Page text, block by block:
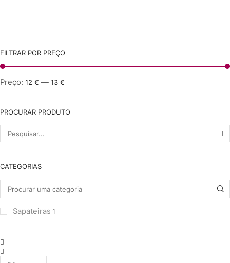
FILTRAR POR PREÇO
Preço: 12 € — 13 €
PROCURAR PRODUTO
Pesquisar
CATEGORIAS
Sapateiras 1